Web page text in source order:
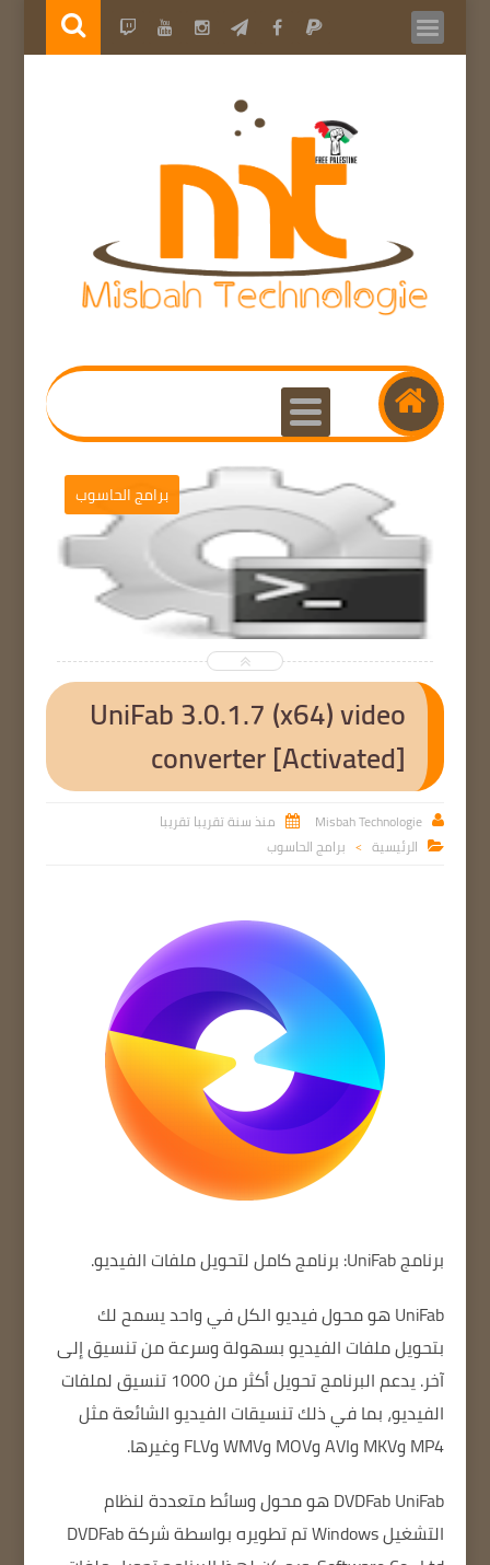
برامج الحاسوب
UniFab 3.0.1.7 (x64) video
converter [Activated]

Misbah Technologie
 منذ سنة تقريبا تقريبا
 الرئيسية > برامج الحاسوب
برنامج UniFab: برنامج كامل لتحويل ملفات الفيديو.
UniFabهو محول فيديو الكل في واحد يسمح لك
بتحويل ملفات الفيديو بسهولة وسرعة من تنسيق إلى
آخر.
يدعم البرنامج تحويل أكثر من 1000 تنسيق لملفات
الفيديو، بما في ذلك تنسيقات الفيديو الشائعة مثل
MP4 وMKV وAVI وMOV وWMV وFLV وغيرها.
DVDFab UniFabهو محول وسائط متعددة لنظام
التشغيل Windows تم تطويره بواسطة شركة DVDFab